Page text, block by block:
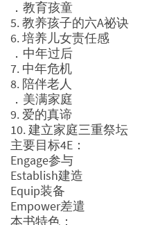
．教育孩童
5. 教养孩子的六A祕诀
6. 培养儿女责任感
．中年过后
7. 中年危机
8. 陪伴老人
．美满家庭
9. 爱的真谛
10. 建立家庭三重祭坛
主要目标4E：
Engage参与
Establish建造
Equip装备
Empower差遣
本书特色：